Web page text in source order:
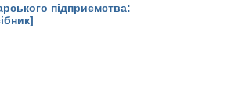
підприємства: